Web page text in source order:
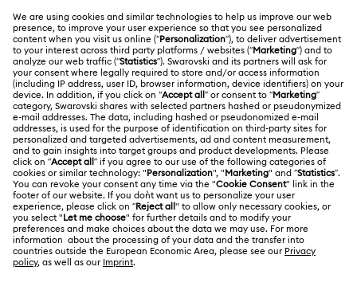
ご注文状況
ギフトカード残高
配送
返品と交換
修理状況
お問い合わせ
サイズについて
新規登録
Swarovski Club
Swarovski Crystal Society (SCS)
スワロフスキーについて
Swarovskiについて
採用情報
Alumni Community
プロフェッショナル向け
サイトマップ
サイトについて
利用条件
利用規約
プライバシーポリシー
日本
日本語
English